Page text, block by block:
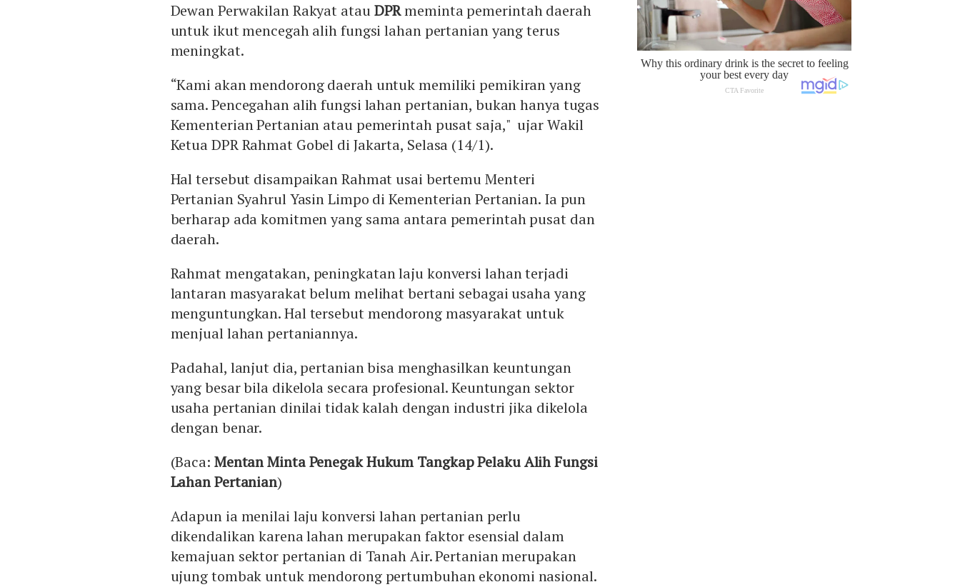
Dewan Perwakilan Rakyat atauDPRmeminta pemerintah daerah
untuk ikut mencegah alih fungsi lahan pertanian yang terus
meningkat.
“Kami akan mendorong daerah untuk memiliki pemikiran yang
sama. Pencegahan alih fungsi lahan pertanian, bukan hanya tugas
Kementerian Pertanian atau pemerintah pusat saja," ujar Wakil
Ketua DPR Rahmat Gobel di Jakarta, Selasa (14/1).
Hal tersebut disampaikan Rahmat usai bertemu Menteri
Pertanian Syahrul Yasin Limpo di Kementerian Pertanian. Ia pun
berharap ada komitmen yang sama antara pemerintah pusat dan
daerah.
Rahmat mengatakan, peningkatan laju konversi lahan terjadi
lantaran masyarakat belum melihat bertani sebagai usaha yang
menguntungkan. Hal tersebut mendorong masyarakat untuk
menjual lahan pertaniannya.
Padahal, lanjut dia, pertanian bisa menghasilkan keuntungan
yang besar bila dikelola secara profesional. Keuntungan sektor
usaha pertanian dinilai tidak kalah dengan industri jika dikelola
dengan benar.
(Baca: Mentan Minta Penegak Hukum Tangkap Pelaku Alih Fungsi
Lahan Pertanian)
Adapun ia menilai laju konversi lahan pertanian perlu
dikendalikan karena lahan merupakan faktor esensial dalam
kemajuan sektor pertanian di Tanah Air. Pertanian merupakan
ujung tombak untuk mendorong pertumbuhan ekonomi nasional.